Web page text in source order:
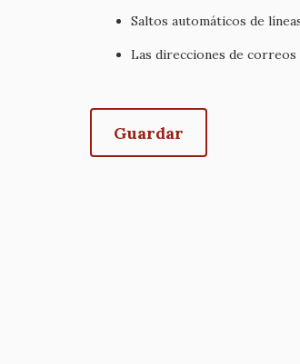
Saltos automáticos de
Las direcciones de